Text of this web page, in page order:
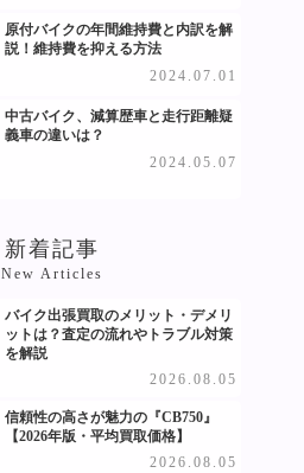
原付バイクの年間維持費と内訳を解
説！維持費を抑える方法
2024.07.01
中古バイク、減算歴車と走行距離疑
義車の違いは？
2024.05.07
新着記事
New Articles
バイク出張買取のメリット・デメリ
ットは？査定の流れやトラブル対策
を解説
2026.08.05
信頼性の高さが魅力の『CB750』
【2026年版・平均買取価格】
2026.08.05